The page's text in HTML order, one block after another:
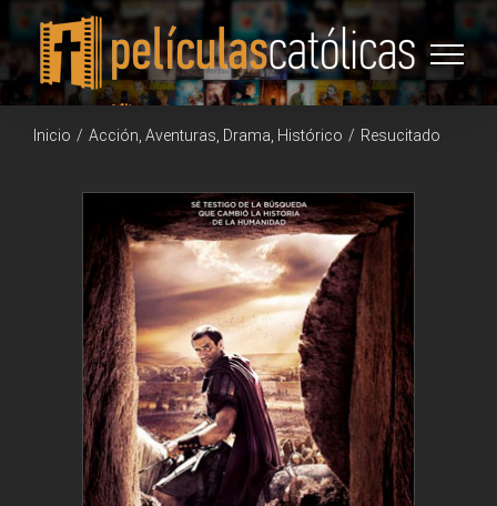
contenido
Inicio / Acción Aventuras Drama Histórico / Resucitado